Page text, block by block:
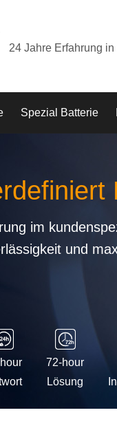
24 Jahre Erfahrung
Spezial Batterie
im
und
72-hour
Lösung